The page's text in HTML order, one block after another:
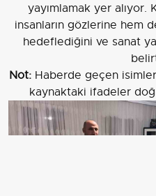
yayımlamak yer alıyor.
insanların gözlerine hem
hedeflediğini ve sanat
Not:Haberde geçen
kaynaktaki ifadeler